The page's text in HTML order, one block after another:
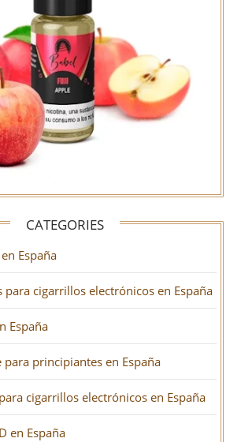
CATEGORIES
España
para cigarrillos electrónicos en España
España
para principiantes en España
cigarrillos electrónicos en España
en España